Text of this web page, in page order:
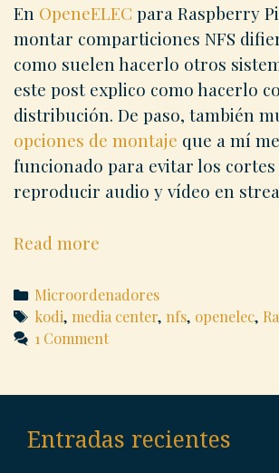
En OpeneELEC para Raspberry
montar comparticiones NFS
como suelen hacerlo otros
este post explico como hacerlo
distribución. De paso, también
opciones de montaje que a mí
funcionado para evitar los
reproducir audio y vídeo en
Read more
comparticiones
NFS
en
Pi
OpenELEC
Categories
Microordenadores
Tags
kodi, media center, nfs, openelec,
1 Comment
Entradas recientes